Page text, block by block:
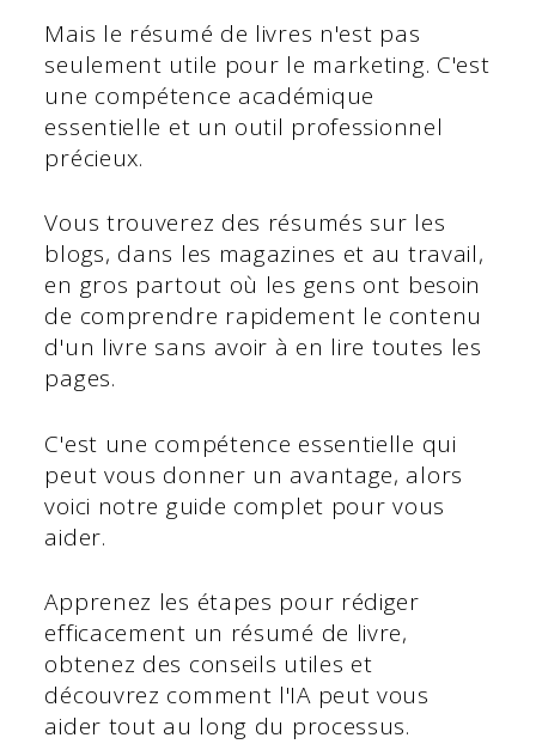
Mais le résumé de livres n'est pas
seulement utile pour le marketing. C'est
une compétence académique
essentielle et un outil professionnel
précieux.
Vous trouverez des résumés sur les
blogs, dans les magazines et au travail,
en gros partout où les gens ont besoin
de comprendre rapidement le contenu
d'un livre sans avoir à en lire toutes les
pages.
C'est une compétence essentielle qui
peut vous donner un avantage, alors
voici notre guide complet pour vous
aider.
Apprenez les étapes pour rédiger
efficacement un résumé de livre,
obtenez des conseils utiles et
découvrez comment l'IA peut vous
aider tout au long du processus.